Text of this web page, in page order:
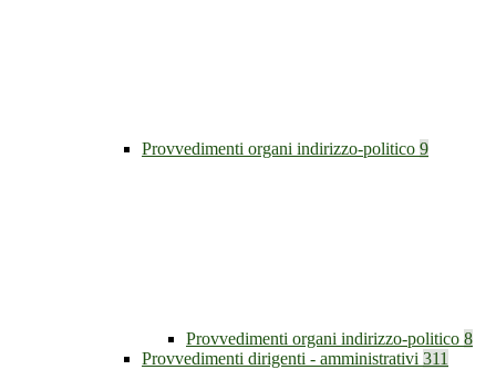
Provvedimenti organi indirizzo-politico 9
Provvedimenti organi indirizzo-politico 8
Provvedimenti dirigenti - amministrativi 311